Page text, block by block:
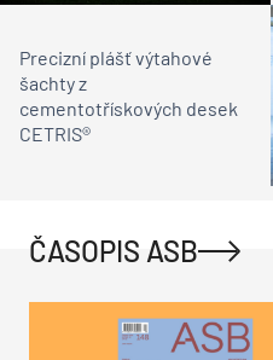
Precizní plášť výtahové
šachty z
cementotřískových desek
CETRIS®
ČASOPIS ASB